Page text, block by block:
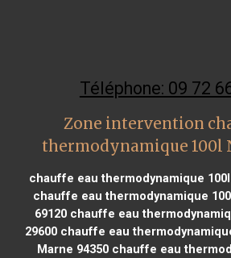
Téléphone: 09 72
Zone intervention
thermodynamique 100l
chauffe eau thermodynamique
chauffe eau thermodynamique
69120 chauffe eau
29600chauffe eau
Marne 94350 chauffe eau